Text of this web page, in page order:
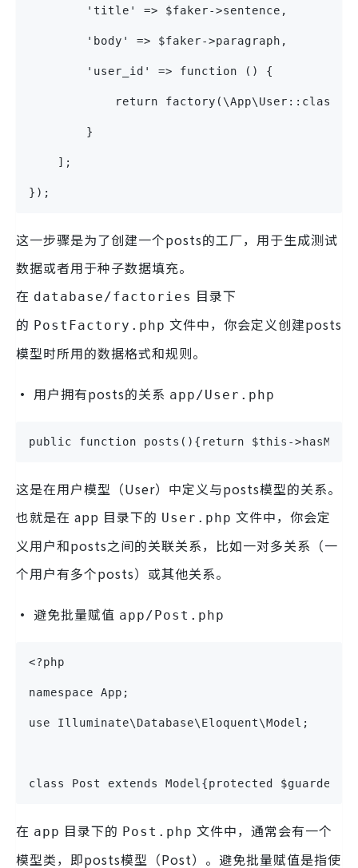
        'title' => $faker->sentence,
        'body' => $faker->paragraph,
        'user_id' => function () {
            return factory(\App\User::class);
        }
    ];
});
这一步骤是为了创建一个posts的工厂，用于生成测试
数据或者用于种子数据填充。
在 database/factories 目录下
的 PostFactory.php 文件中，你会定义创建posts
模型时所用的数据格式和规则。
· 用户拥有posts的关系 app/User.php
public function posts(){return $this-
这是在用户模型（User）中定义与posts模型的关系。
也就是在 app 目录下的 User.php 文件中，你会定
义用户和posts之间的关联关系，比如一对多关系（一
个用户有多个posts）或其他关系。
· 避免批量赋值 app/Post.php
<?php
namespace App;
use Illuminate\Database\Eloquent\Model;
class Post extends Model{protected $guarded
在 app 目录下的 Post.php 文件中，通常会有一个
模型类，即posts模型（Post）。避免批量赋值是指使